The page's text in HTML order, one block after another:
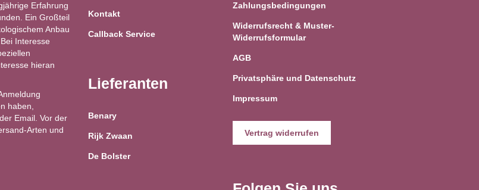
Erfahrung
Ein Großteil
Anbau
Interesse
hieran
haben,
Email. Vor der
Arten und
Kontakt
Callback Service
Lieferanten
Benary
Rijk Zwaan
De Bolster
Zahlungsbedingungen
Widerrufsrecht & Muster-
Widerrufsformular
AGB
Privatsphäre und Datenschutz
Impressum
Vertrag widerrufen